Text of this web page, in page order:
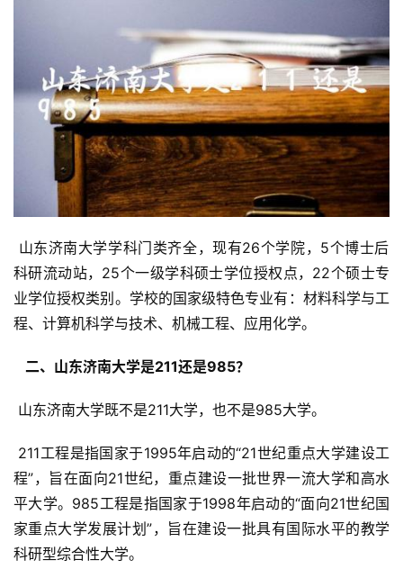
科研流动站，25个一级学科硕士学位授权点，22个硕士专
业学位授权类别。学校的国家级特色专业有：材料科学与工
程、计算机科学与技术、机械工程、应用化学。
  二、山东济南大学是211还是985？
山东济南大学既不是211大学，也不是985大学。
程”，旨在面向21世纪，重点建设一批世界一流大学和高水
平大学。985工程是指国家于1998年启动的“面向21世纪国
家重点大学发展计划”，旨在建设一批具有国际水平的教学
科研型综合性大学。